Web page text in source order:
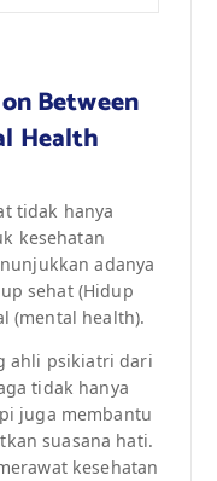
Between
Health
tidak hanya
kesehatan
adanya
sehat (Hidup
(mental health).
ahli psikiatri dari
tidak hanya
juga membantu
suasana hati.
kesehatan